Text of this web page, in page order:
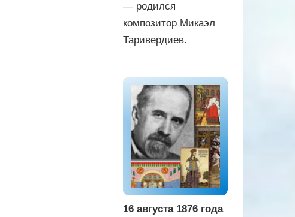
— родился
композитор Микаэл
Таривердиев.
16 августа 1876 года